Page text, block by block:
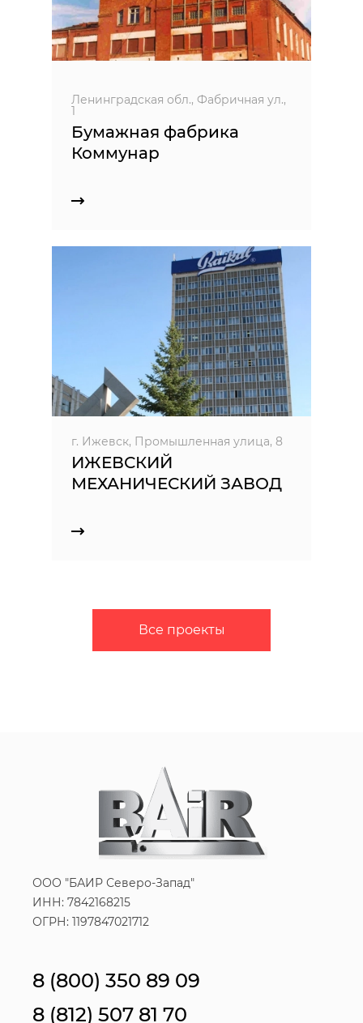
Ленинградская обл., Фабричная ул.,
1
Бумажная фабрика
Коммунар
г. Ижевск, Промышленная улица, 8
ИЖЕВСКИЙ
МЕХАНИЧЕСКИЙ ЗАВОД
Все проекты
ООО "БАИР Северо-Запад"
ИНН: 7842168215
ОГРН: 1197847021712
8 (800) 350 89 09
8 (812) 507 81 70